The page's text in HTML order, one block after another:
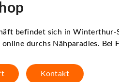
befindet sich in Winterthur-
durchs Nähparadies. Bei
Kontakt